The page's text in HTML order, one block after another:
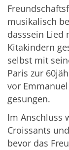
musikalisch
dasssein Lied
Kitakindern
selbst mit
Paris zur
vor
gesungen.
Im Anschluss
Croissants
bevor das